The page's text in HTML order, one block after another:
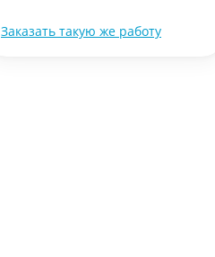
Заказать такую же работу